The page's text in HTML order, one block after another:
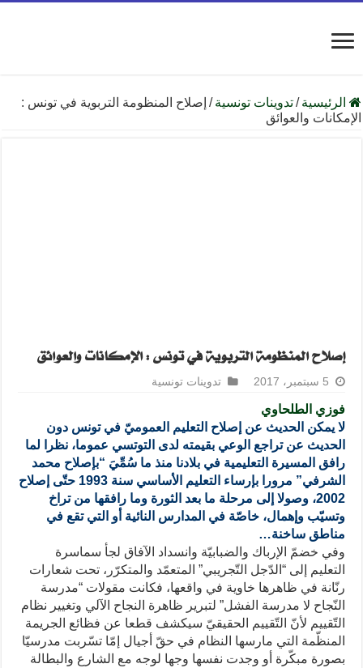
الرئيسية /تدوينات تونسية / إصلاح المنظومة التربوية في تونس :
الإمكانات والعوائق
إصلاح المنظومة التربوية في تونس : الإمكانات والعوائق
5 سبتمبر، 2017 تدوينات تونسية
فوزي الطلحاوي
لا يمكن الحديث عن إصلاح التعليم العموميّ في تونس دون
الحديث عن تراجع الوعي بقيمته لدى التوتسي عموما، نظرا لما
رافق المسيرة التعليمية في بلادنا منذ ما سُمِّيَ “بإصلاح محمد
الشرفي” مرورا بإرساء التعليم الأساسي سنة 1993 حتّى إصلاح
2002، وصولا إلى مرحلة ما بعد الثورة وما رافقها من تراخ
وتسيّب وإهمال، خاصّة في المدارس النائية أو التي تقع في
مناطق ساخنة…
وفي خضمّ الإرباك والضبابيّة وانسداد الآفاق لجأ سماسرة
التعليم إلى “الدّجل التّجريبي” المتعمّد والمتكرّر، تحت شعارات
رنّانة في ظاهرها خاوية في واقعها، فكانت مقولات “مدرسة
النّجاح لا مدرسة الفشل” لتبرير ظاهرة النجاح الآلي وتغيير نظام
التّقييم لأنّ التّقييم الحقيقيّ سيكشف قطعا عن فظائع الجريمة
المنظّمة التي مارسها النظام في حقّ أجيال إمّا تسّربت مدرسيّا
بصورة مبكّرة أو وجدت نفسها وجها لوجه مع الشارع والبطالة